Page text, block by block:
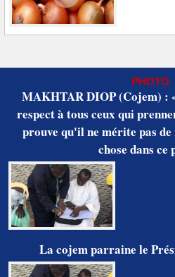
PHOTO
MAKHTAR DIOP (Cojem) :
respect à tous ceux qui
prouve qu'il ne mérite pas
chose dans ce
La cojem parraine le